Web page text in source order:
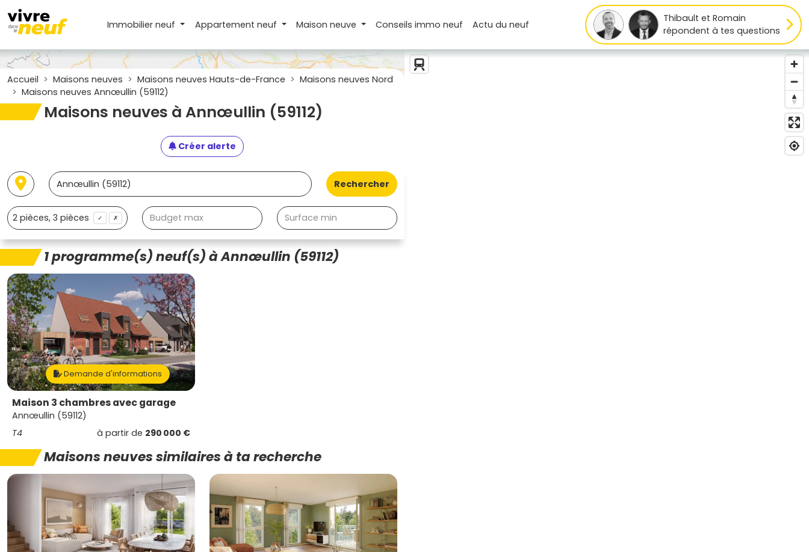
Immobilier neuf Appartement neuf Maison neuve Conseilsimmo neuf Actudu neuf
Thibault et Romain
répondent à tes questions
Accueil Maisons neuves Maisons neuves Hauts-de-France
Maisons neuves Nord
Maisons neuves Annœullin (59112)
Maisons neuves à Annœullin (59112)
Créer alerte
Rechercher
✓ ✗
1 programme(s) neuf(s) à Annœullin (59112)
Demande d'informations
Maison 3 chambres avec garage
Annœullin (59112)
T4
à partir de 290 000 €
Maisons neuves similaires à ta recherche